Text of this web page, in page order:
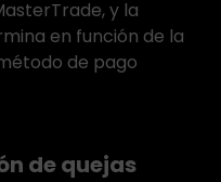
y la
en función de la
de pago
de quejas